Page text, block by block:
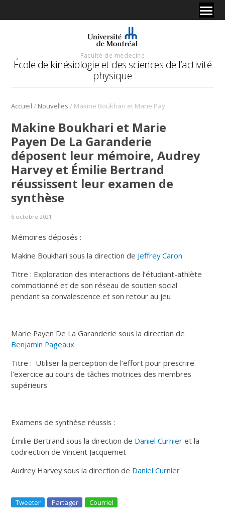
Faculté de médecine
École de kinésiologie et des sciences de l’activité
physique
Accueil / Nouvelles / Makine Boukhari et Marie Payen De La Garanderie déposent leur mémoire, Audrey Harvey et Émilie Bertrand réussissent leur examen de synthèse
Makine Boukhari et Marie
Payen De La Garanderie
déposent leur mémoire, Audrey
Harvey et Émilie Bertrand
réussissent leur examen de
synthèse
6 octobre 2021
Mémoires déposés :
Makine Boukhari sous la direction de Jeffrey Caron
Titre : Exploration des interactions de l’étudiant-athlète
commotionné et de son réseau de soutien social
pendant sa convalescence et son retour au jeu
Marie Payen De La Garanderie sous la direction de
Benjamin Pageaux
Titre : Utiliser la perception de l’effort pour prescrire
l’exercice au cours de tâches motrices des membres
supérieurs
Examens de synthèse réussis :
Émilie Bertrand sous la direction de Daniel Curnier et la
codirection de Vincent Jacquemet
Audrey Harvey sous la direction de Daniel Curnier
Tweeter Partager Courriel